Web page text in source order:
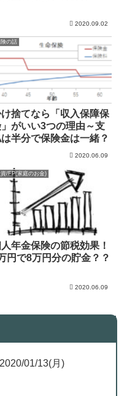
2020.09.02
の話
捨てなら「収入保障保
」がいい3つの理由～支
半分で保険金は一緒？
2020.06.09
/FP(家庭のお金)
年金保険の節税効果！
円で8万円分の貯金？？
2020.06.09
01/13(月)